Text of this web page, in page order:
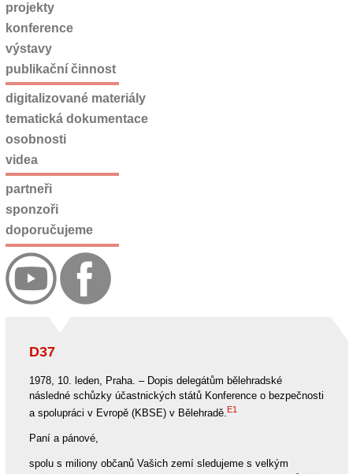
D37
1978, 10. leden, Praha. – Dopis delegátům bělehradské
následné schůzky účastnických států Konference o bezpečnosti
a spolupráci v Evropě (KBSE) v Bělehradě.E1
Paní a pánové,
spolu s miliony občanů Vašich zemí sledujeme s velkým
projekty
konference
výstavy
publikační činnost
digitalizované materiály
tematická dokumentace
osobnosti
videa
partneři
sponzoři
doporučujeme